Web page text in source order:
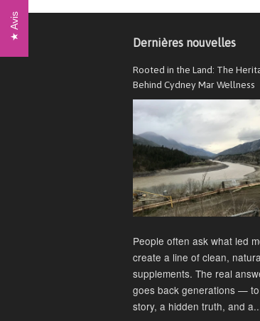
Dernières nouvelles
Rooted in the Land: The
Behind Cydney Mar Wellness
People often ask what led
create a line of clean,
supplements. The real
goes back generations —
story, a hidden truth, and
Avis